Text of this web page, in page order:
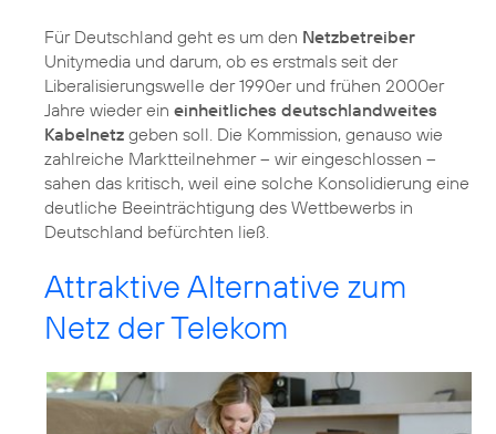
Für Deutschland geht es um den Netzbetreiber
Unitymedia und darum, ob es erstmals seit der
Liberalisierungswelle der 1990er und frühen 2000er
Jahre wieder ein einheitliches deutschlandweites
Kabelnetz geben soll. Die Kommission, genauso wie
zahlreiche Marktteilnehmer – wir eingeschlossen –
sahen das kritisch, weil eine solche Konsolidierung eine
deutliche Beeinträchtigung des Wettbewerbs in
Deutschland befürchten ließ.
Attraktive Alternative zum
Netz der Telekom